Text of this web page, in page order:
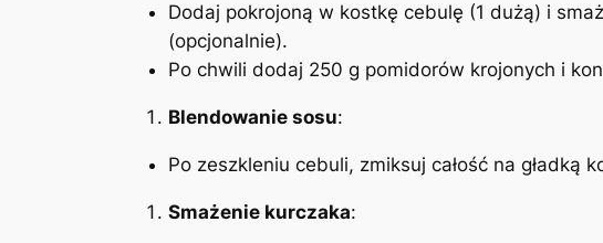
Dodaj pokrojoną w kostkę cebulę (1 dużą) i
(opcjonalnie).
Po chwili dodaj 250 g pomidorów krojonych i
Blendowanie sosu:
Po zeszkleniu cebuli, zmiksuj całość na gładką
Smażenie kurczaka: